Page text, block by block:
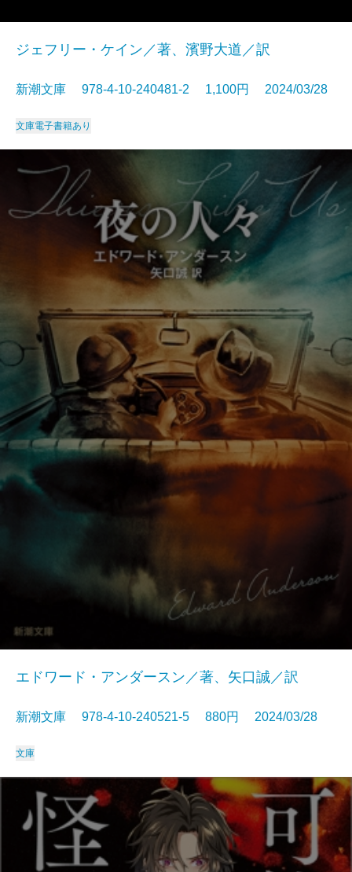
ジェフリー・ケイン／著、濱野大道／訳
新潮文庫 978-4-10-240481-2 1,100円 2024/03/28
文庫電子書籍あり
エドワード・アンダースン／著、矢口誠／訳
新潮文庫 978-4-10-240521-5 880円 2024/03/28
文庫